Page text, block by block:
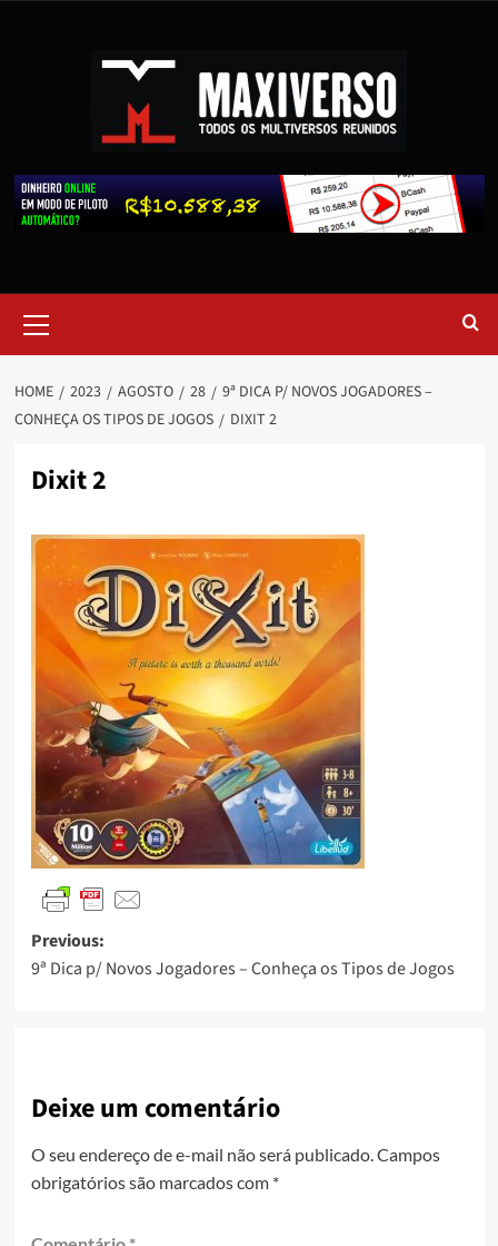
HOME 2023 AGOSTO 28
9ª DICA P/ NOVOS JOGADORES –
CONHEÇA OS TIPOS DE JOGOS
DIXIT 2
Dixit 2
Previous:
9ª Dica p/ Novos Jogadores – Conheça os Tipos de Jogos
Deixe um comentário
O seu endereço de e-mail não será publicado. Campos
obrigatórios são marcados com *